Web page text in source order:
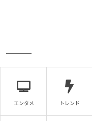
エンタメ トレンド